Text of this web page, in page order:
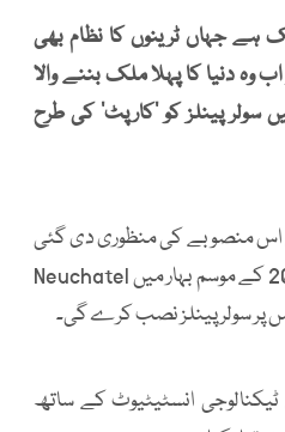
ہے جہاں ٹرینوں کا نظام بھی
وہ دنیا کا پہلا ملک بننے والا
پینلز کو 'کارپٹ' کی طرح
اس منصوبے کی منظوری دی گئی
ہے۔ سن ویز نامی کمپنی 2025 کے موسم بہار میں Neuchatel
پر سولر پینلز نصب کرے گی۔
انسٹیٹیوٹ کے ساتھ